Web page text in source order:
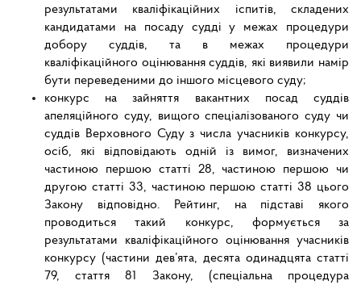
результатами кваліфікаційних іспитів, складених
кандидатами на посаду судді у межах процедури
добору суддів, та в межах процедури
кваліфікаційного оцінювання суддів, які виявили намір
бути переведеними до іншого місцевого суду;
конкурс на зайняття вакантних посад суддів
апеляційного суду, вищого спеціалізованого суду чи
суддів Верховного Суду з числа учасників конкурсу,
осіб, які відповідають одній із вимог, визначених
частиною першою статті 28, частиною першою чи
другою статті 33, частиною першою статті 38 цього
Закону відповідно. Рейтинг, на підставі якого
проводиться такий конкурс, формується за
результатами кваліфікаційного оцінювання учасників
конкурсу (частини дев’ята, десята одинадцята статті
79, стаття 81 Закону, (спеціальна процедура